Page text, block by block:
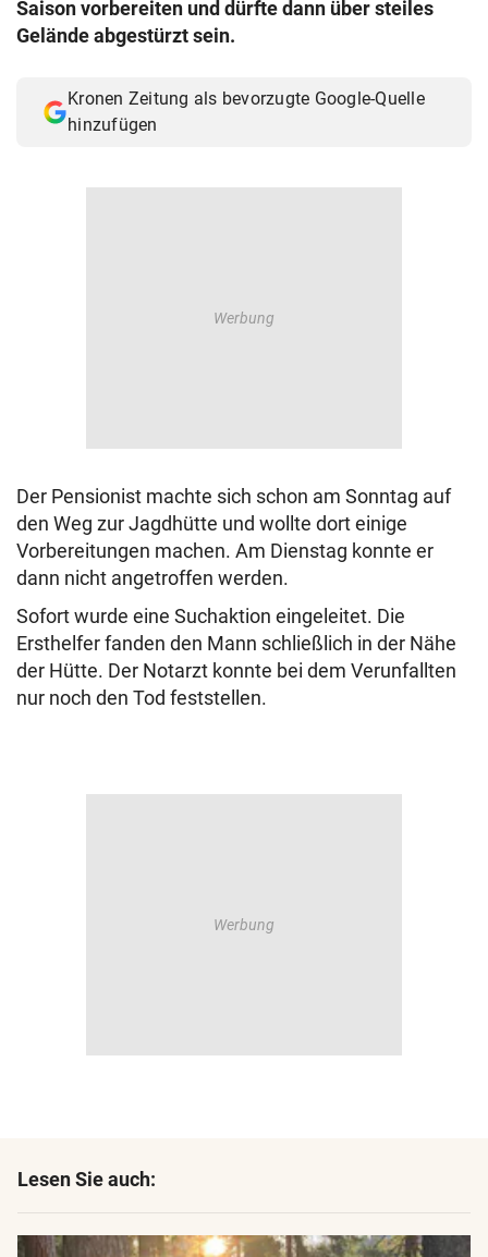
Saison vorbereiten und dürfte dann über steiles
Gelände abgestürzt sein.
Kronen Zeitung als bevorzugte Google-Quelle
hinzufügen
Der Pensionist machte sich schon am Sonntag auf
den Weg zur Jagdhütte und wollte dort einige
Vorbereitungen machen. Am Dienstag konnte er
dann nicht angetroffen werden.
Sofort wurde eine Suchaktion eingeleitet. Die
Ersthelfer fanden den Mann schließlich in der Nähe
der Hütte. Der Notarzt konnte bei dem Verunfallten
nur noch den Tod feststellen.
Lesen Sie auch: